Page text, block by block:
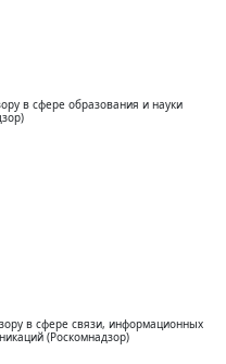
в сфере образования и науки
в сфере связи, информационных
(Роскомнадзор)